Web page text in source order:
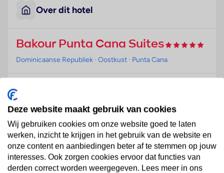
Over dit hotel
Bakour Punta Cana Suites
Dominicaanse Republiek · Oostkust · Punta Cana
Ligging
Dit hotel bevindt zich op ongeveer 8 km van het
centrum van Punta Cana.
Hotelfaciliteiten
Engels- en Franstalig personeel bij de receptie in de
ontvangsthal is hulZwembadzichtaardig bij het in- en
uitchecken. Tot het serviceaanbod behoren een
Deze website maakt gebruik van cookies
Wij gebruiken cookies om onze website goed te laten
werken, inzicht te krijgen in het gebruik van de website en
onze content en aanbiedingen beter af te stemmen op jouw
interesses. Ook zorgen cookies ervoor dat functies van
derden correct worden weergegeven. Lees meer in ons